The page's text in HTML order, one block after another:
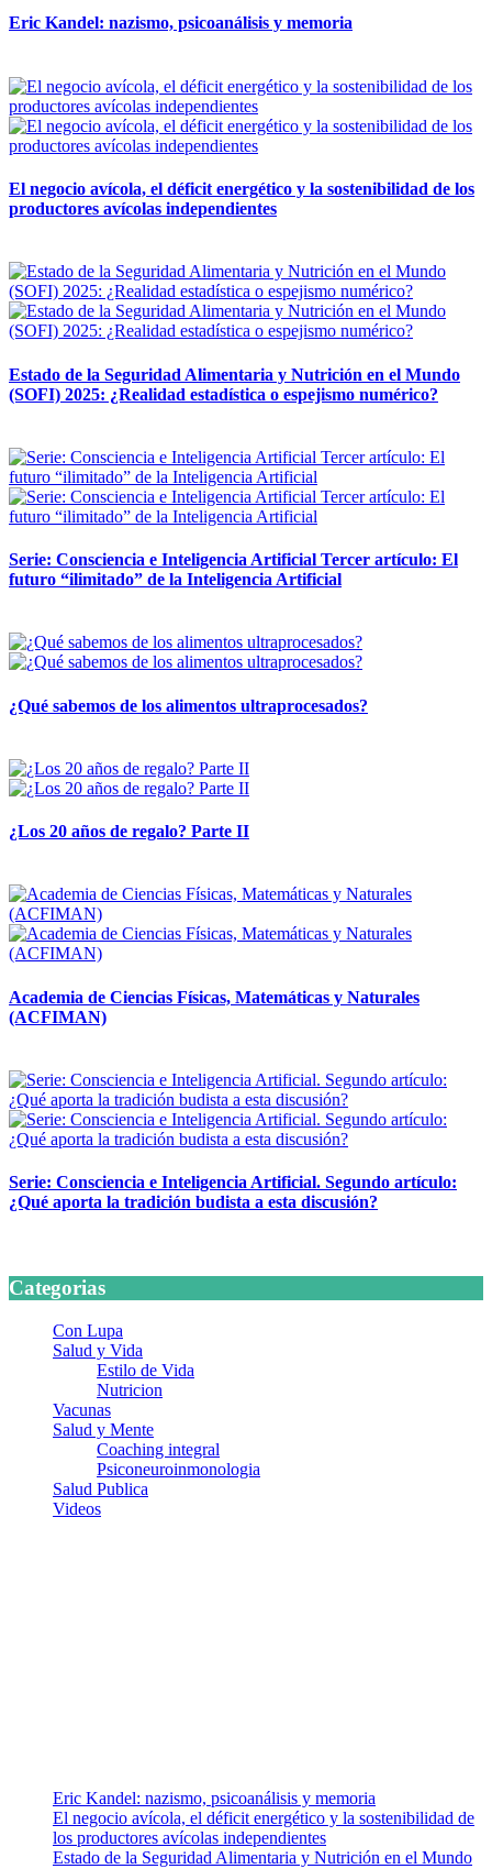
Eric Kandel: nazismo, psicoanálisis y memoria
El negocio avícola, el déficit energético y la sostenibilidad de los
productores avícolas independientes
Estado de la Seguridad Alimentaria y Nutrición en el Mundo
(SOFI) 2025: ¿Realidad estadística o espejismo numérico?
Serie: Consciencia e Inteligencia Artificial Tercer artículo: El
futuro “ilimitado” de la Inteligencia Artificial
¿Qué sabemos de los alimentos ultraprocesados?
¿Los 20 años de regalo? Parte II
Academia de Ciencias Físicas, Matemáticas y Naturales
(ACFIMAN)
Serie: Consciencia e Inteligencia Artificial. Segundo artículo:
¿Qué aporta la tradición budista a esta discusión?
Categorias
Con Lupa
Salud y Vida
Estilo de Vida
Nutricion
Vacunas
Salud y Mente
Coaching integral
Psiconeuroinmonologia
Salud Publica
Videos
Eric Kandel: nazismo, psicoanálisis y memoria
El negocio avícola, el déficit energético y la sostenibilidad de
los productores avícolas independientes
Estado de la Seguridad Alimentaria y Nutrición en el Mundo